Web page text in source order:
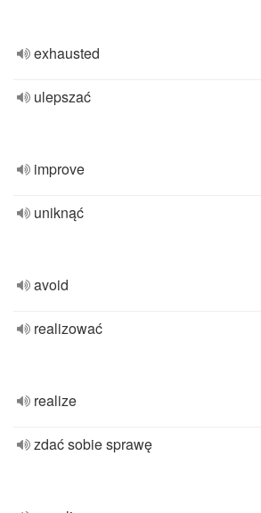
exhausted
ulepszać
improve
uniknąć
avoid
realizować
realize
zdać sobie sprawę